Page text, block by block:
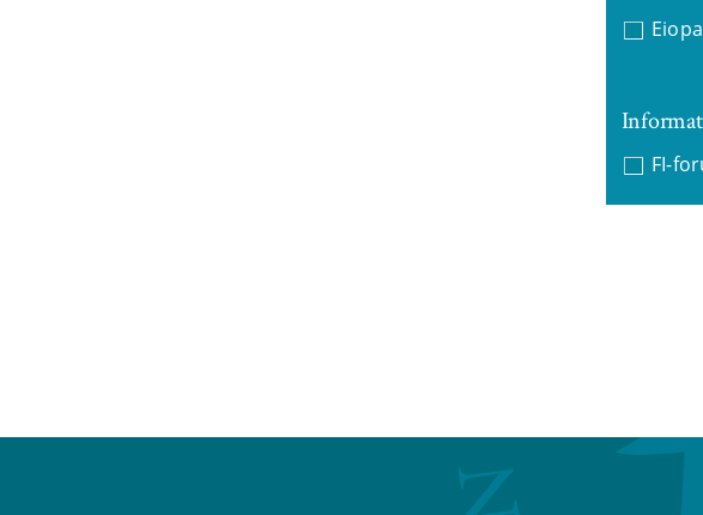
Eiopa
FI-